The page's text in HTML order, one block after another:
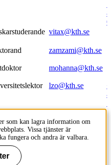
vitax@kth.se
zamzami@kth.se
mohanna@kth.se
lzo@kth.se
8
som kan lagra information om
Vissa tjänster är
fungera och andra är valbara.